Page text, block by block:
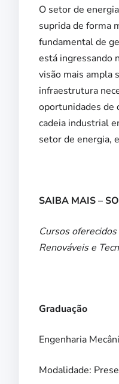
O setor de
suprida de forma
fundamental de
está ingressando
visão mais ampla
infraestrutura
oportunidades de
cadeia industrial
setor de energia,
SAIBA MAIS –
Cursos
Renováveis e
Graduação
Engenharia
Modalidade: